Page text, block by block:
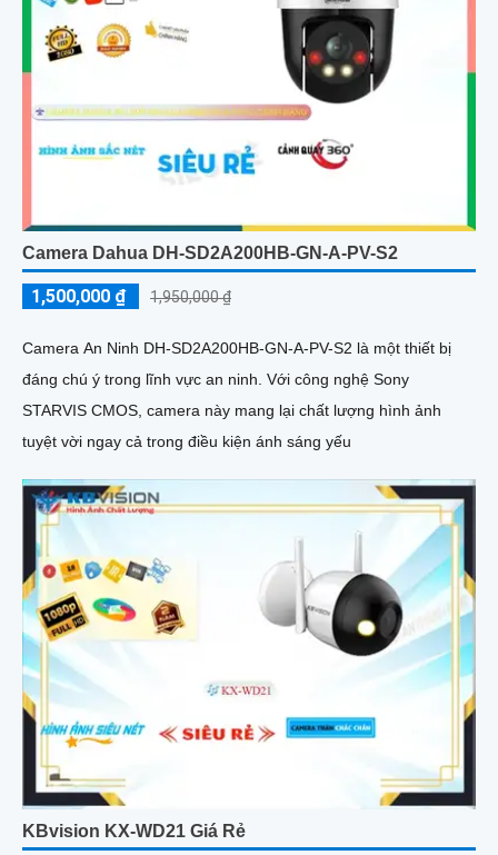
Camera Dahua DH-SD2A200HB-GN-A-PV-S2
1,500,000 ₫ 1,950,000 ₫
Camera An Ninh DH-SD2A200HB-GN-A-PV-S2 là một thiết bị
đáng chú ý trong lĩnh vực an ninh. Với công nghệ Sony
STARVIS CMOS, camera này mang lại chất lượng hình ảnh
tuyệt vời ngay cả trong điều kiện ánh sáng yếu
KBvision KX-WD21 Giá Rẻ